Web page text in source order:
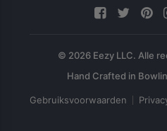
© 2026 Eezy LLC. Alle
Gebruiksvoorwaarden